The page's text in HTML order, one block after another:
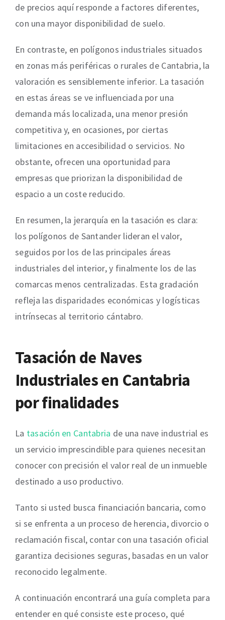
de precios aquí responde a factores diferentes,
con una mayor disponibilidad de suelo.
En contraste, en polígonos industriales situados
en zonas más periféricas o rurales de Cantabria, la
valoración es sensiblemente inferior. La tasación
en estas áreas se ve influenciada por una
demanda más localizada, una menor presión
competitiva y, en ocasiones, por ciertas
limitaciones en accesibilidad o servicios. No
obstante, ofrecen una oportunidad para
empresas que priorizan la disponibilidad de
espacio a un coste reducido.
En resumen, la jerarquía en la tasación es clara:
los polígonos de Santander lideran el valor,
seguidos por los de las principales áreas
industriales del interior, y finalmente los de las
comarcas menos centralizadas. Esta gradación
refleja las disparidades económicas y logísticas
intrínsecas al territorio cántabro.
Tasación de Naves
Industriales en Cantabria
por finalidades
La tasación en Cantabria de una nave industrial es
un servicio imprescindible para quienes necesitan
conocer con precisión el valor real de un inmueble
destinado a uso productivo.
Tanto si usted busca financiación bancaria, como
si se enfrenta a un proceso de herencia, divorcio o
reclamación fiscal, contar con una tasación oficial
garantiza decisiones seguras, basadas en un valor
reconocido legalmente.
A continuación encontrará una guía completa para
entender en qué consiste este proceso, qué